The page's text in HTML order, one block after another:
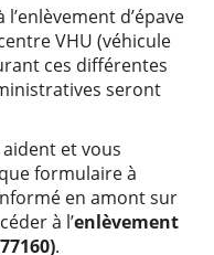
d’épave
VHU (véhicule
ces différentes
seront
et vous
formulaire à
en amont sur
à l’enlèvement
.